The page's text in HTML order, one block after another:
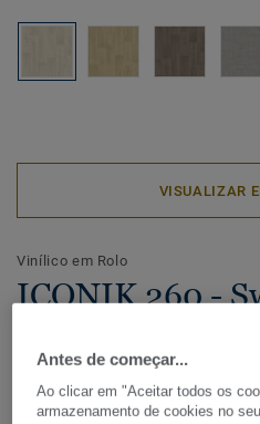
VISUALIZAR
Vinílico em Rolo
ICONIK 260 -
Com uma vasta seleção de
gráficos, a coleção de
Antes de começar...
Ao clicar em "Aceitar todos os
armazenamento de cookies no